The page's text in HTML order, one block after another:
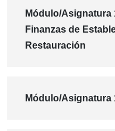
Módulo/Asignatura
Finanzas de
Restauración
Módulo/Asignatura